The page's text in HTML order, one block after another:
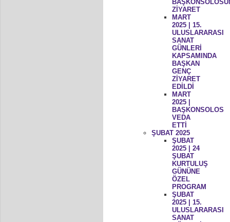
ZİYARET
MART
2025 | 15.
ULUSLARARASI
SANAT
GÜNLERİ
KAPSAMINDA
BAŞKAN
GENÇ
ZİYARET
EDİLDİ
MART
2025 |
BAŞKONSOLOS
VEDA
ETTİ
ŞUBAT 2025
ŞUBAT
2025 | 24
ŞUBAT
KURTULUŞ
GÜNÜNE
ÖZEL
PROGRAM
ŞUBAT
2025 | 15.
ULUSLARARASI
SANAT